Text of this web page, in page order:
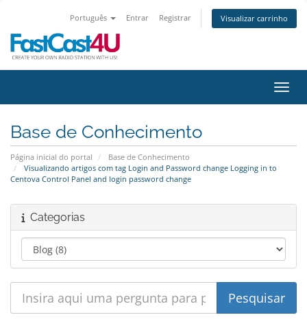
Português Entrar Registrar Visualizar carrinho
Base de Conhecimento
Página inicial do portal
Base de Conhecimento
Visualizando artigos com tag Login and Password change Logging in to
Centova Control Panel and login password change
Categorias